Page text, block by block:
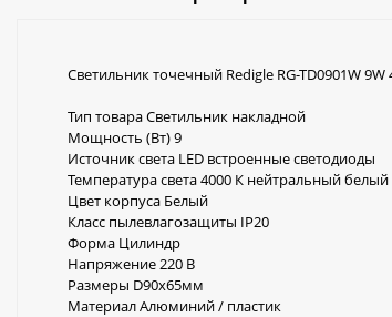
Светильник точечный Redigle RG-TD0901W
Тип товара Светильник накладной
Мощность (Вт) 9
Источник света LED встроенные светодиоды
Температура света 4000 К нейтральный белый
Цвет корпуса Белый
Класс пылевлагозащиты IP20
Форма Цилиндр
Напряжение 220 В
Размеры D90х65мм
Материал Алюминий / пластик